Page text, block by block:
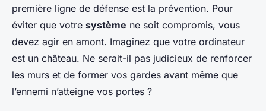
première ligne de défense est la prévention. Pour
éviter que votre système ne soit compromis, vous
devez agir en amont. Imaginez que votre ordinateur
est un château. Ne serait-il pas judicieux de renforcer
les murs et de former vos gardes avant même que
l’ennemi n’atteigne vos portes ?